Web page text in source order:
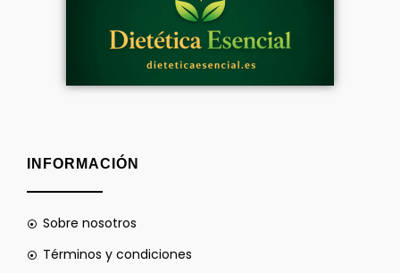
INFORMACIÓN
Sobre nosotros
Términos y condiciones